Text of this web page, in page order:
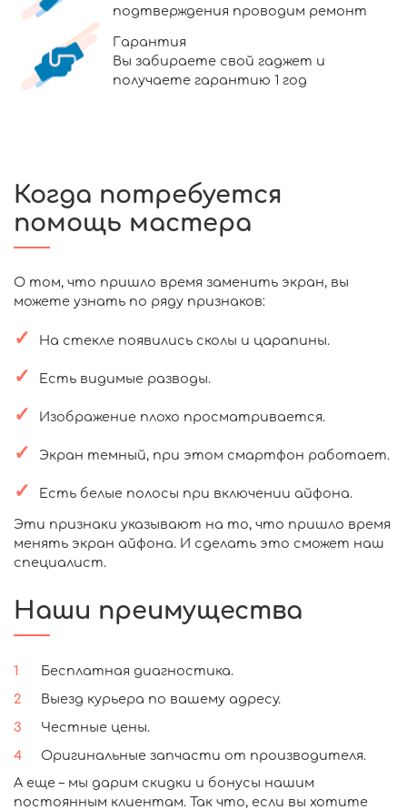
подтверждения проводим ремонт
Гарантия
Вы забираете свой гаджет и
получаете гарантию 1 год
Когда потребуется
помощь мастера
О том, что пришло время заменить экран, вы
можете узнать по ряду признаков:
На стекле появились сколы и царапины.
Есть видимые разводы.
Изображение плохо просматривается.
Экран темный, при этом смартфон работает.
Есть белые полосы при включении айфона.
Эти признаки указывают на то, что пришло время
менять экран айфона. И сделать это сможет наш
специалист.
Наши преимущества
Бесплатная диагностика.
Выезд курьера по вашему адресу.
Честные цены.
Оригинальные запчасти от производителя.
А еще – мы дарим скидки и бонусы нашим
постоянным клиентам. Так что, если вы хотите